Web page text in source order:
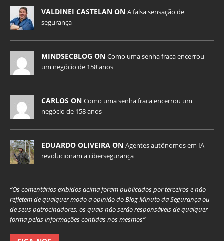
VALDINEI CASTELAN ON A falsa sensação de
segurança
MINDSECBLOG ON Como uma senha fraca encerrou
um negócio de 158 anos
CARLOS ON Como uma senha fraca encerrou um
negócio de 158 anos
EDUARDO OLIVEIRA ON Agentes autônomos em IA
revolucionam a cibersegurança
“Os comentários exibidos acima foram publicados por terceiros e não
refletem de qualquer modo a opinião do Blog Minuto da Segurança ou
de seus patrocinadores, os quais não serão responsáveis de qualquer
forma pelas informações contidas nos mesmos”